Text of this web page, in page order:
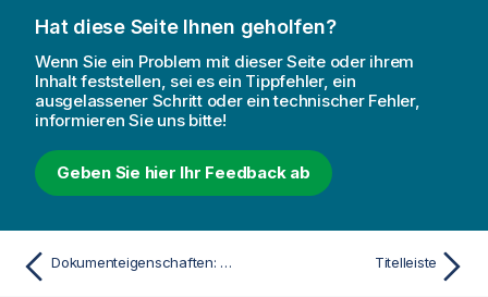
Hat diese Seite Ihnen geholfen?
Wenn Sie ein Problem mit dieser Seite oder ihrem
Inhalt feststellen, sei es ein Tippfehler, ein
ausgelassener Schritt oder ein technischer Fehler,
informieren Sie uns bitte!
Geben Sie hier Ihr Feedback ab
Dokumenteigenschaften: Erweiterungen Titelleiste